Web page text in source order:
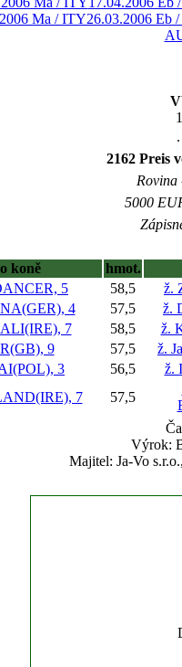
Ma / ITY26.03.2006 Eb
2162 Preis
Rovina
5000
koně
hmot.
5 58,5
ž.
4 57,5
ž.
7 58,5
ž.
9 57,5
ž.
3 56,5
ž.
7 57,5
Výrok:
Majitel: Ja-Vo